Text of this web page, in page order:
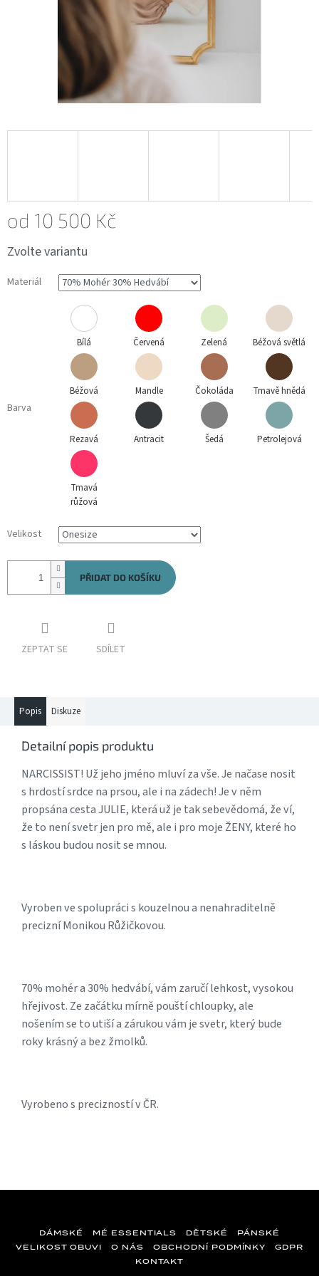
od 10 500 Kč
cena:
Zvolte variantu
Materiál
Barva
Bílá Červená Zelená Béžová světlá
Béžová Mandle Čokoláda Tmavě hnědá
Rezavá Antracit Šedá Petrolejová
Tmavá
růžová
Velikost
PŘIDAT DO KOŠÍKU
ZEPTAT SE SDÍLET
Popis Diskuze
Detailní popis produktu
NARCISSIST! Už jeho jméno mluví za vše. Je načase nosit
s hrdostí srdce na prsou, ale i na zádech! Je v něm
propsána cesta JULIE, která už je tak sebevědomá, že ví,
že to není svetr jen pro mě, ale i pro moje ŽENY, které ho
s láskou budou nosit se mnou.
Vyroben ve spolupráci s kouzelnou a nenahraditelně
precizní Monikou Růžičkovou.
70% mohér a 30% hedvábí, vám zaručí lehkost, vysokou
hřejivost. Ze začátku mírně pouští chloupky, ale
nošením se to utiší a zárukou vám je svetr, který bude
roky krásný a bez žmolků.
Vyrobeno s precizností v ČR.
DÁMSKÉ MÉ ESSENTIALS DĚTSKÉ
PÁNSKÉ
VELIKOST OBUVI
O NÁS OBCHODNÍ PODMÍNKY
GDPR
KONTAKT